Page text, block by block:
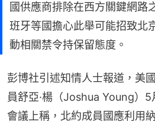
國供應商排除在西方關鍵網路
班牙等國擔心此舉可能招致北
動相關禁令持保留態度。
彭博社引述知情人士報道，美
員舒亞·楊（Joshua Young）
會議上稱，北約成員國應利用